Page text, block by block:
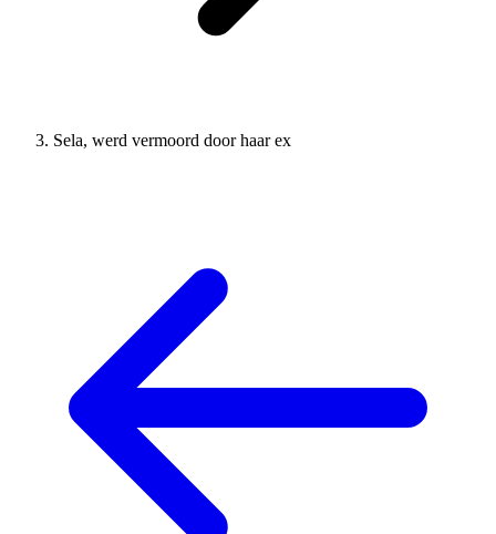
Sela, werd vermoord door haar ex